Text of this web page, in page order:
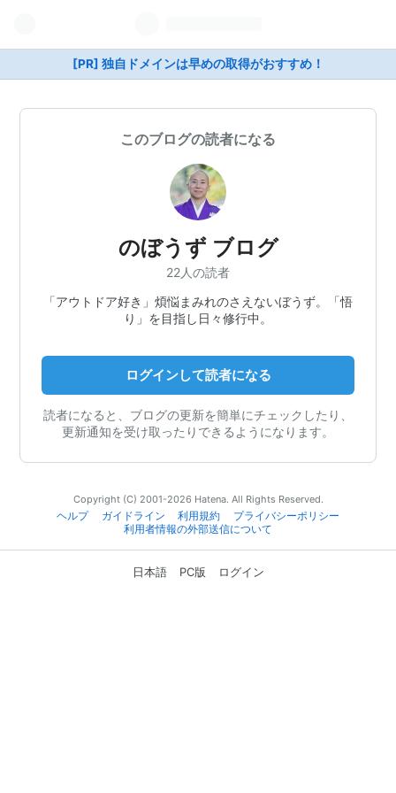
[PR] 独自ドメインは早めの取得がおすすめ！
このブログの読者になる
のぼうず ブログ
22人の読者
「アウトドア好き」煩悩まみれのさえないぼうず。「悟
り」を目指し日々修行中。
ログインして読者になる
読者になると、ブログの更新を簡単にチェックしたり、
更新通知を受け取ったりできるようになります。
Copyright (C) 2001-2026 Hatena. All Rights Reserved.
ヘルプ
ガイドライン 利用規約
プライバシーポリシー
利用者情報の外部送信について
日本語 PC版 ログイン